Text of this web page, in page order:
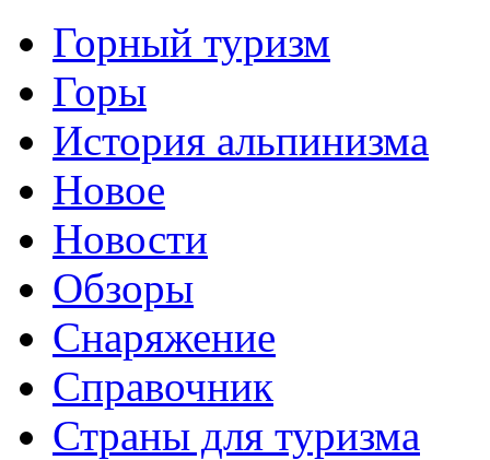
Горный туризм
Горы
История альпинизма
Новое
Новости
Обзоры
Снаряжение
Справочник
Страны для туризма